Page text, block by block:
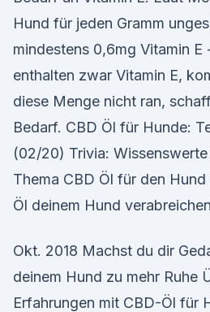
Hund für jeden Gramm
mindestens 0,6mg Vitamin E
enthalten zwar Vitamin E,
diese Menge nicht ran,
Bedarf. CBD Öl für Hunde:
(02/20) Trivia:
Thema CBD Öl für den
Öl deinem Hund
Okt. 2018 Machst du dir
deinem Hund zu mehr Ruhe
Erfahrungen mit CBD-Öl für